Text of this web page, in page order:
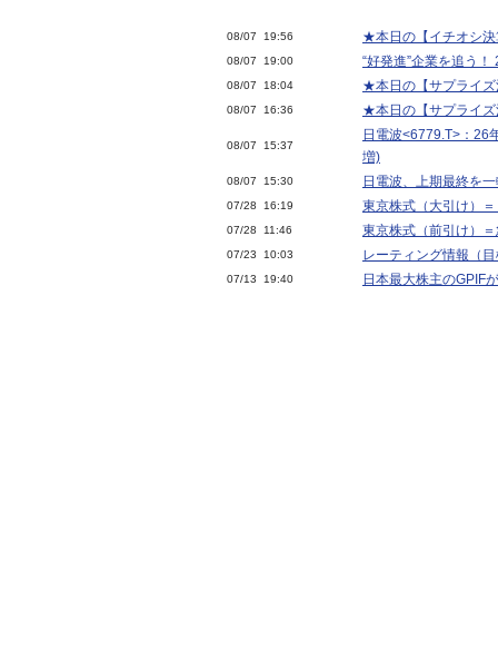
08/07 19:56 ★本日の【イチオシ決
08/07 19:00 “好発進”企業を追う
08/07 18:04 ★本日の【サプライ
08/07 16:36 ★本日の【サプライ
08/07 15:37
日電波<6779.T>：26
増)
08/07 15:30 日電波、上期最終を
07/28 16:19 東京株式（大引け）
07/28 11:46 東京株式（前引け）
07/23 10:03 レーティング情報（
07/13 19:40 日本最大株主のGPIF